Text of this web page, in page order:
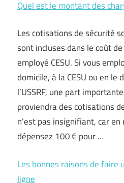
Quel est le montant des
Les cotisations de sécurité
sont incluses dans le coût de
employé CESU. Si vous
domicile, à la CESU ou en
l’USSRF, une part
proviendra des cotisations
n’est pas insignifiant, car
dépensez 100 € pour …
Les bonnes raisons de faire
ligne